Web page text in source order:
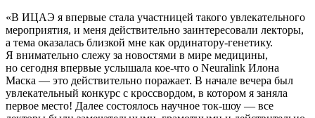
«В ИЦАЭ я впервые стала участницей такого увлекательного
мероприятия, и меня действительно заинтересовали лекторы,
а тема оказалась близкой мне как ординатору-генетику.
Я внимательно слежу за новостями в мире медицины,
но сегодня впервые услышала кое-что о Neuralink Илона
Маска — это действительно поражает. В начале вечера был
увлекательный конкурс с кроссвордом, в котором я заняла
первое место! Далее состоялось научное ток-шоу — все